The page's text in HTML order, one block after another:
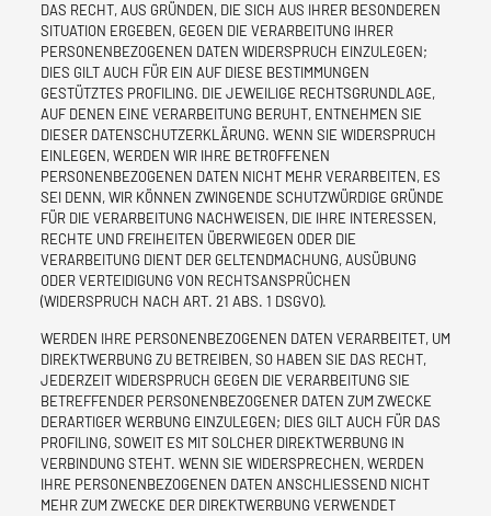
DAS RECHT, AUS GRÜNDEN, DIE SICH AUS IHRER BESONDEREN
SITUATION ERGEBEN, GEGEN DIE VERARBEITUNG IHRER
PERSONENBEZOGENEN DATEN WIDERSPRUCH EINZULEGEN;
DIES GILT AUCH FÜR EIN AUF DIESE BESTIMMUNGEN
GESTÜTZTES PROFILING. DIE JEWEILIGE RECHTSGRUNDLAGE,
AUF DENEN EINE VERARBEITUNG BERUHT, ENTNEHMEN SIE
DIESER DATENSCHUTZERKLÄRUNG. WENN SIE WIDERSPRUCH
EINLEGEN, WERDEN WIR IHRE BETROFFENEN
PERSONENBEZOGENEN DATEN NICHT MEHR VERARBEITEN, ES
SEI DENN, WIR KÖNNEN ZWINGENDE SCHUTZWÜRDIGE GRÜNDE
FÜR DIE VERARBEITUNG NACHWEISEN, DIE IHRE INTERESSEN,
RECHTE UND FREIHEITEN ÜBERWIEGEN ODER DIE
VERARBEITUNG DIENT DER GELTENDMACHUNG, AUSÜBUNG
ODER VERTEIDIGUNG VON RECHTSANSPRÜCHEN
(WIDERSPRUCH NACH ART. 21 ABS. 1 DSGVO).
WERDEN IHRE PERSONENBEZOGENEN DATEN VERARBEITET, UM
DIREKTWERBUNG ZU BETREIBEN, SO HABEN SIE DAS RECHT,
JEDERZEIT WIDERSPRUCH GEGEN DIE VERARBEITUNG SIE
BETREFFENDER PERSONENBEZOGENER DATEN ZUM ZWECKE
DERARTIGER WERBUNG EINZULEGEN; DIES GILT AUCH FÜR DAS
PROFILING, SOWEIT ES MIT SOLCHER DIREKTWERBUNG IN
VERBINDUNG STEHT. WENN SIE WIDERSPRECHEN, WERDEN
IHRE PERSONENBEZOGENEN DATEN ANSCHLIESSEND NICHT
MEHR ZUM ZWECKE DER DIREKTWERBUNG VERWENDET